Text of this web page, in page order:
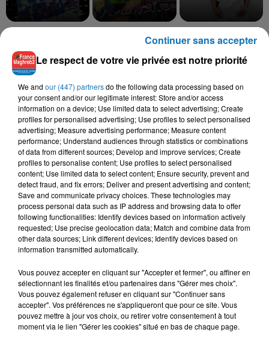
ROCHDI
Matta Lahwal
SAMET
Ena Wiyek
L'HOROSCOPE
Bélier Taureau Gémeaux
Le respect de votre vie privée est notre priorité
We and our (447) partnersdo the following data processing based on
your consent and/or our legitimate interest: Store and/or access
information on a device; Use limited data to select advertising; Create
profiles for personalised advertising; Use profiles to select personalised
advertising; Measure advertising performance; Measure content
performance; Understand audiences through statistics or combinations
of data from different sources; Develop and improve services; Create
profiles to personalise content; Use profiles to select personalised
content; Use limited data to select content; Ensure security, prevent and
detect fraud, and fix errors; Deliver and present advertising and content;
Save and communicate privacy choices. These technologies may
process personal data such as IP address and browsing data to offer
following functionalities: Identify devices based on information actively
requested; Use precise geolocation data; Match and combine data from
other data sources; Link different devices; Identify devices based on
information transmitted automatically.
Vous pouvez accepter en cliquant sur "Accepter et fermer", ou affiner en
sélectionnant les finalités et/ou partenaires dans "Gérer mes choix".
Vous pouvez également refuser en cliquant sur "Continuer sans
accepter". Vos préférences ne s'appliqueront que pour ce site. Vous
pouvez mettre à jour vos choix, ou retirer votre consentement à tout
moment via le lien "Gérer les cookies" situé en bas de chaque page.
Continuer sans accepter